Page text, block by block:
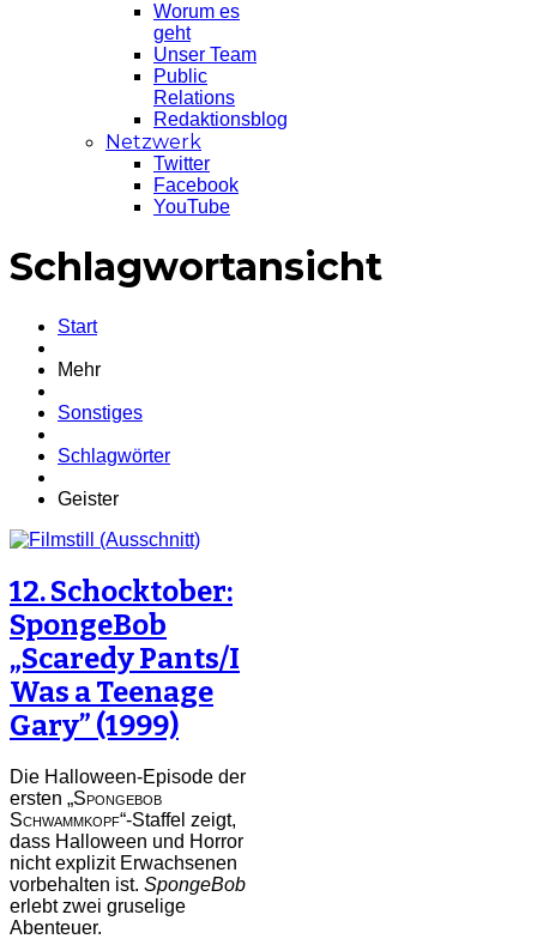
Worum es
geht
Unser Team
Public
Relations
Redaktionsblog
Netzwerk
Twitter
Facebook
YouTube
Schlagwortansicht
Start
Mehr
Sonstiges
Schlagwörter
Geister
12. Schocktober:
SpongeBob
„Scaredy Pants/I
Was a Teenage
Gary” (1999)
Die Halloween-Episode der
ersten „Spongebob
Schwammkopf“-Staffel zeigt,
dass Halloween und Horror
nicht explizit Erwachsenen
vorbehalten ist. SpongeBob
erlebt zwei gruselige
Abenteuer.